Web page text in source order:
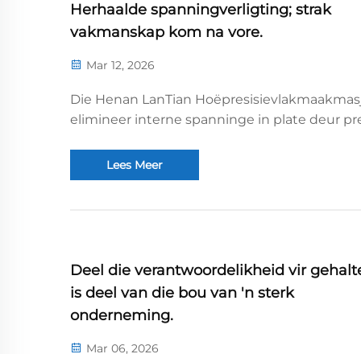
Herhaalde spanningverligting; strak
vakmanskap kom na vore.
Mar 12, 2026
Die Henan LanTian
elimineer interne spanninge in plate deur
vlakmaak bewerkstellig. Met streng
standaardinspeksie gedurende die hele
Lees Meer
Deel die verantwoordelikheid vir
is deel van die bou van 'n sterk
onderneming.
Mar 06, 2026